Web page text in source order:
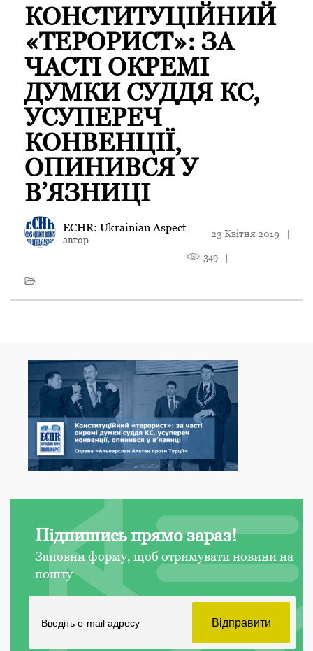
КОНСТИТУЦІЙНИЙ
«ТЕРОРИСТ»: ЗА
ЧАСТІ ОКРЕМІ
ДУМКИ СУДДЯ КС,
УСУПЕРЕЧ
КОНВЕНЦІЇ,
ОПИНИВСЯ У
В’ЯЗНИЦІ
ECHR: Ukrainian Aspect
автор
23 Квітня 2019 |
349 |
Підпишись прямо зараз!
Заповни форму, щоб отримувати новини на
пошту